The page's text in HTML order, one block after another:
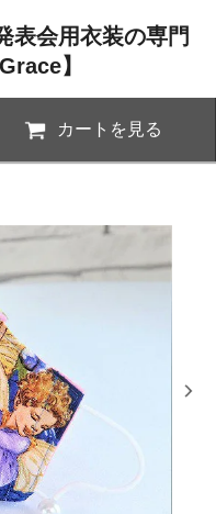
表会用衣装の専門
】
カートを見る